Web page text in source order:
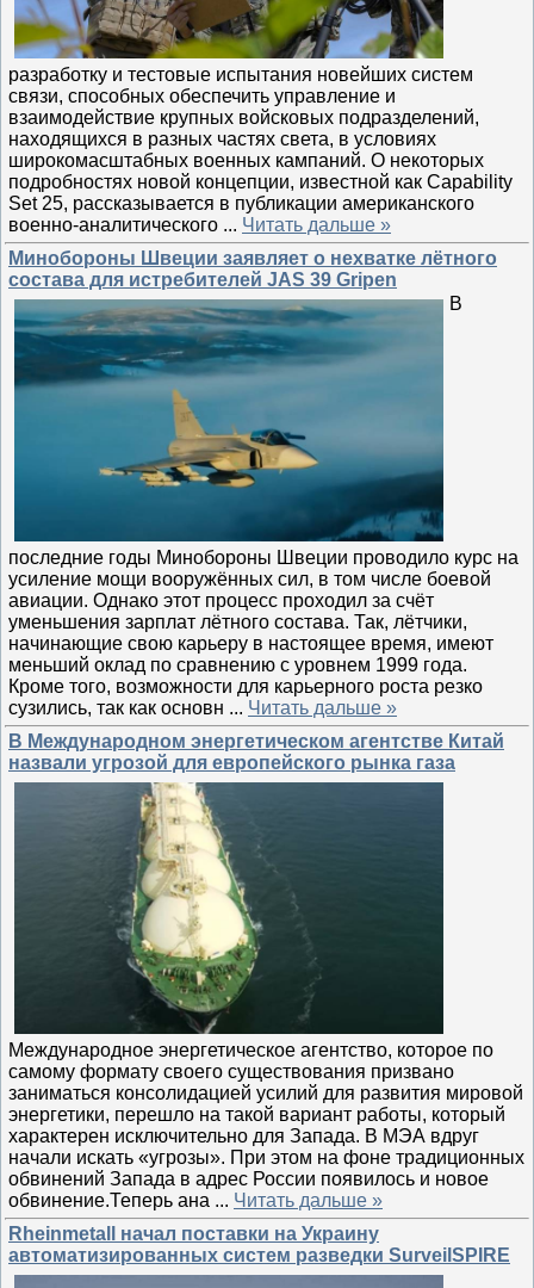
разработку и тестовые испытания новейших систем
связи, способных обеспечить управление и
взаимодействие крупных войсковых подразделений,
находящихся в разных частях света, в условиях
широкомасштабных военных кампаний. О некоторых
подробностях новой концепции, известной как Capability
Set 25, рассказывается в публикации американского
военно-аналитического ... Читать дальше »
Минобороны Швеции заявляет о нехватке лётного
состава для истребителей JAS 39 Gripen
В
последние годы Минобороны Швеции проводило курс на
усиление мощи вооружённых сил, в том числе боевой
авиации. Однако этот процесс проходил за счёт
уменьшения зарплат лётного состава. Так, лётчики,
начинающие свою карьеру в настоящее время, имеют
меньший оклад по сравнению с уровнем 1999 года.
Кроме того, возможности для карьерного роста резко
сузились, так как основн ... Читать дальше »
В Международном энергетическом агентстве Китай
назвали угрозой для европейского рынка газа
Международное энергетическое агентство, которое по
самому формату своего существования призвано
заниматься консолидацией усилий для развития мировой
энергетики, перешло на такой вариант работы, который
характерен исключительно для Запада. В МЭА вдруг
начали искать «угрозы». При этом на фоне традиционных
обвинений Запада в адрес России появилось и новое
обвинение.Теперь ана ... Читать дальше »
Rheinmetall начал поставки на Украину
автоматизированных систем разведки SurveilSPIRE